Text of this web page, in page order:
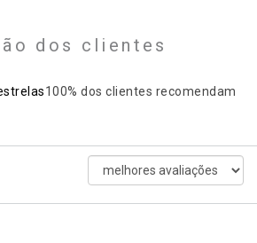
dos clientes
100% dos clientes recomendam
ordenar
avaliações